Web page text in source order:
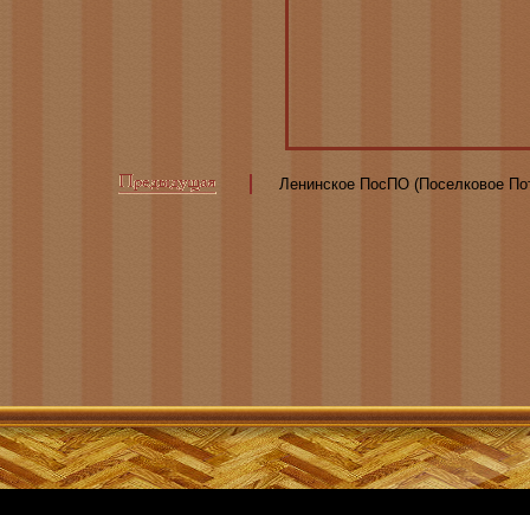
Ленинское ПосПО (Поселковое